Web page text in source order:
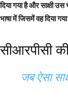
दिया गया है और साक्षी
भाषा में जिसमें वह दिया
सीआरपीसी
जब ऐसा